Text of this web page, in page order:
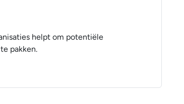
helpt om potentiële
pakken.